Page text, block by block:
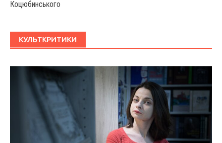
Коцюбинського
КУЛЬТКРИТИКИ